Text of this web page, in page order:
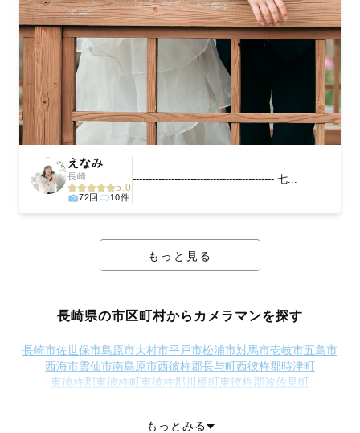
えなみ
長崎
5.0
72回 10件
-------------------------------------------- 七...
もっと見る
長崎県の市区町村からカメラマンを探す
長崎市佐世保市島原市大村市平戸市松浦市対馬市壱岐市五島市
西海市雲仙市南島原市西彼杵郡長与町西彼杵郡時津町
東彼杵郡東彼杵町東彼杵郡川棚町東彼杵郡波佐見町
もっとみる